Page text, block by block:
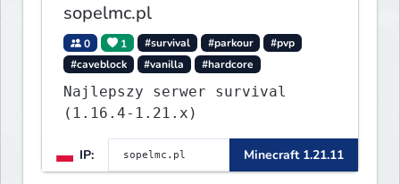
sopelmc.pl
0 1 #survival #parkour
#pvp
#caveblock
#vanilla #hardcore
Najlepszy serwer survival
(1.16.4-1.21.x)
IP: Minecraft 1.21.11